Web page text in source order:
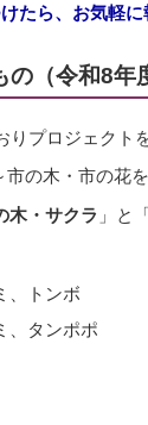
たら、お気軽に
（令和8年
プロジェクト
の木・市の花
木・サクラ 」と「
、トンボ
、タンポポ